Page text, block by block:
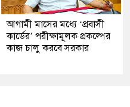
আগামী মাসের মধ্যে ‘প্রবাসী
কার্ডের’ পরীক্ষামূলক প্রকল্পের
কাজ চালু করবে সরকার